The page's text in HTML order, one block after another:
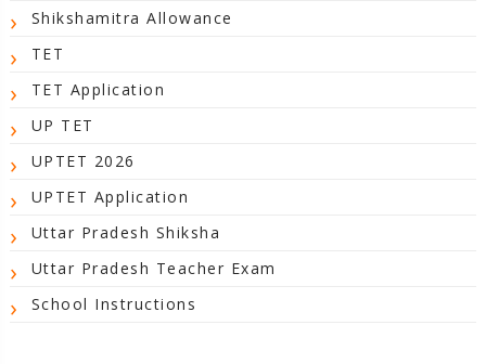
Shikshamitra Allowance
TET
TET Application
UP TET
UPTET 2026
UPTET Application
Uttar Pradesh Shiksha
Uttar Pradesh Teacher Exam
School Instructions